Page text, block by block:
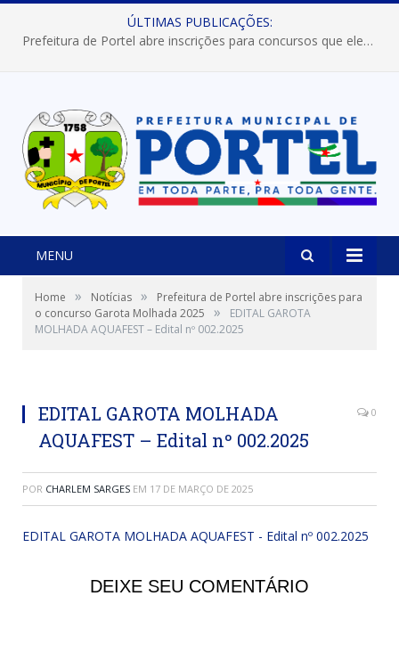
ÚLTIMAS PUBLICAÇÕES:
Prefeitura de Portel abre inscrições para concursos que elegerão os destaques do Verão 2026
MENU
Home » Notícias »
Prefeitura de Portel abre inscrições para
o concurso Garota Molhada 2025
»
EDITAL GAROTA
MOLHADA AQUAFEST – Edital nº 002.2025
EDITAL GAROTA MOLHADA
AQUAFEST – Edital nº 002.2025
0
POR CHARLEM SARGES EM 17 DE MARÇO DE 2025
EDITAL GAROTA MOLHADA AQUAFEST - Edital nº 002.2025
DEIXE SEU COMENTÁRIO